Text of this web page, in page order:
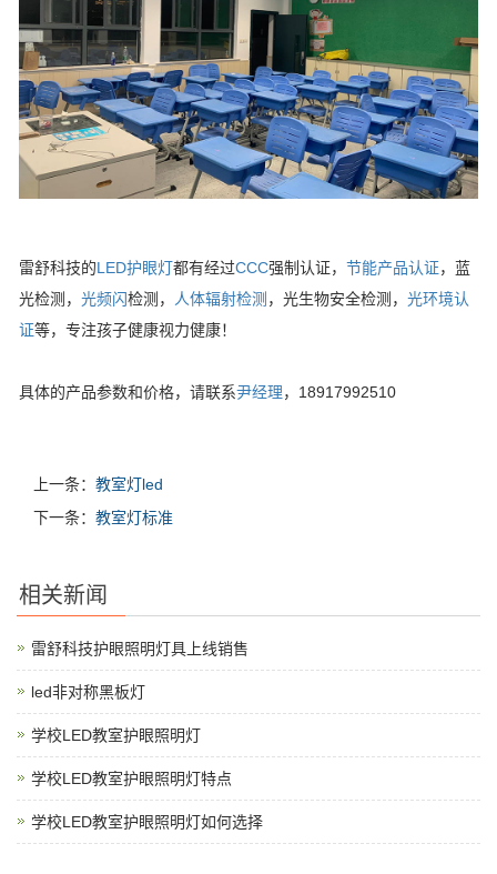
雷舒科技的LED护眼灯都有经过CCC强制认证， 节能产品认证，蓝
光检测， 光频闪检测， 人体辐射检测 ，光生物安全检测， 光环境认
证等，专注孩子健康视力健康！
具体的产品参数和价格，请联系尹经理，18917992510
上一条： 教室灯led
下一条： 教室灯标准
相关新闻
雷舒科技护眼照明灯具上线销售
led非对称黑板灯
学校LED教室护眼照明灯
学校LED教室护眼照明灯特点
学校LED教室护眼照明灯如何选择